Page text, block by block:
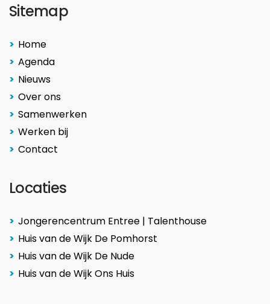
Sitemap
Home
Agenda
Nieuws
Over ons
Samenwerken
Werken bij
Contact
Locaties
Jongerencentrum Entree | Talenthouse
Huis van de Wijk De Pomhorst
Huis van de Wijk De Nude
Huis van de Wijk Ons Huis